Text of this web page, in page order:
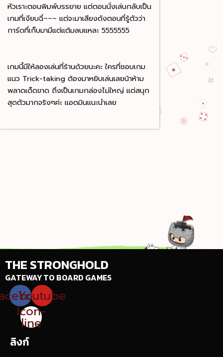
หัวเราะตอนพิมพ์บรรยาย แต่ตอนนั่งเล่นกลับเป็น
เกมที่เงียบฉี่~~~ แต่จะมาเสียงดังตอนที่รู้ตัวว่า
การ์ดที่เก็บมามีแต่แต้มลบแหละ 5555555
เกมนี้มีให้ลองเล่นที่ร้านด้วยนะคะ ใครที่ชอบเกม
แนว Trick-taking ต้องมาหยิบเล่นเลยน้าห้าม
พลาดเด็ดขาด ถึงเป็นเกมกล่องไม่ใหญ่ แต่สนุก
สุดตัวมากจริงๆค่ะ แอดมินแนะนำเลย
THE STRONGHOLD
GATEWAY TO BOARD GAMES
Youtube
Icon-
line
ลิงก์